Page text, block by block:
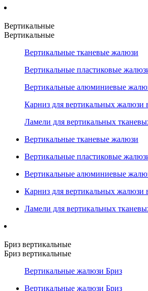
Вертикальные
Вертикальные
Вертикальные тканевые жалюзи
Вертикальные пластиковые
Вертикальные алюминиевые
Карниз для вертикальных жалюзи
Ламели для вертикальных
Вертикальные тканевые жалюзи
Вертикальные пластиковые
Вертикальные алюминиевые
Карниз для вертикальных жалюзи
Ламели для вертикальных
Бриз вертикальные
Бриз вертикальные
Вертикальные жалюзи Бриз
Вертикальные жалюзи Бриз